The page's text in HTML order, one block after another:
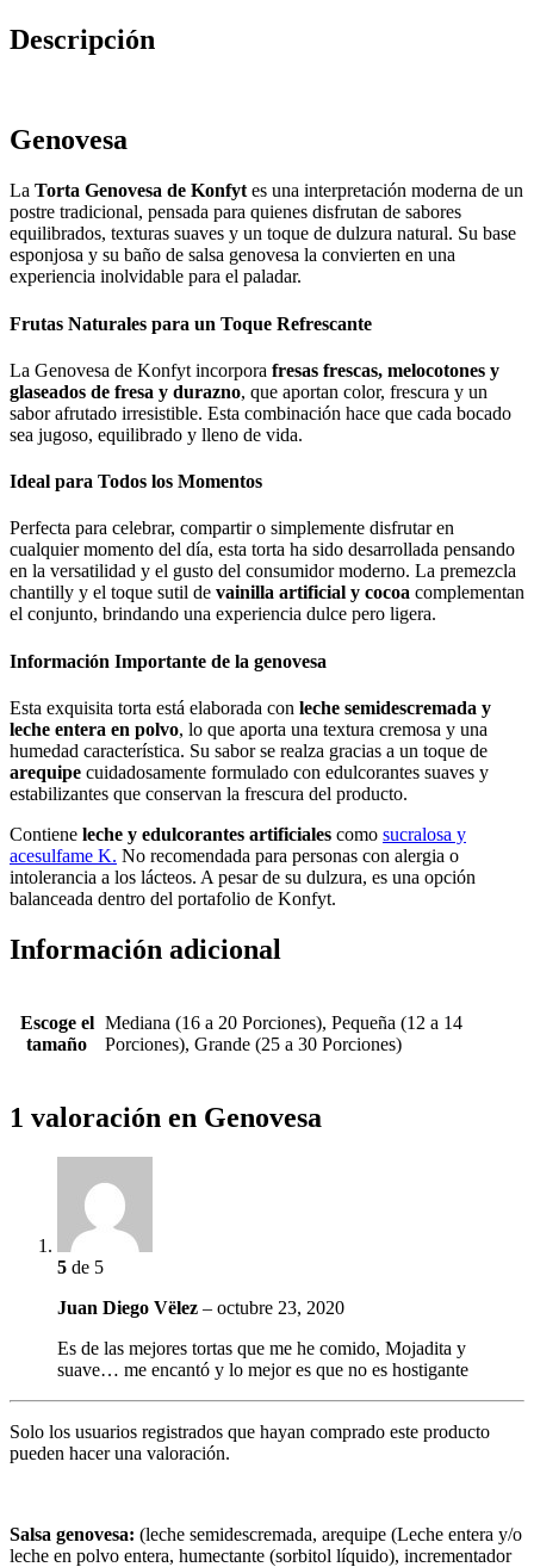
Descripción
Genovesa
La Torta Genovesa de Konfyt es una interpretación moderna de un
postre tradicional, pensada para quienes disfrutan de sabores
equilibrados, texturas suaves y un toque de dulzura natural. Su base
esponjosa y su baño de salsa genovesa la convierten en una
experiencia inolvidable para el paladar.
Frutas Naturales para un Toque Refrescante
La Genovesa de Konfyt incorpora fresas frescas, melocotones y
glaseados de fresa y durazno, que aportan color, frescura y un
sabor afrutado irresistible. Esta combinación hace que cada bocado
sea jugoso, equilibrado y lleno de vida.
Ideal para Todos los Momentos
Perfecta para celebrar, compartir o simplemente disfrutar en
cualquier momento del día, esta torta ha sido desarrollada pensando
en la versatilidad y el gusto del consumidor moderno. La premezcla
chantilly y el toque sutil de vainilla artificial y cocoa complementan
el conjunto, brindando una experiencia dulce pero ligera.
Información Importante de la genovesa
Esta exquisita torta está elaborada con leche semidescremada y
leche entera en polvo, lo que aporta una textura cremosa y una
humedad característica. Su sabor se realza gracias a un toque de
arequipe cuidadosamente formulado con edulcorantes suaves y
estabilizantes que conservan la frescura del producto.
Contiene leche y edulcorantes artificiales como sucralosa y
acesulfame K. No recomendada para personas con alergia o
intolerancia a los lácteos. A pesar de su dulzura, es una opción
balanceada dentro del portafolio de Konfyt.
Información adicional
Escoge el
tamaño
Mediana (16 a 20 Porciones), Pequeña (12 a 14
Porciones), Grande (25 a 30 Porciones)
1 valoración en Genovesa
5 de 5
Juan Diego Vëlez – octubre 23, 2020
Es de las mejores tortas que me he comido, Mojadita y
suave… me encantó y lo mejor es que no es hostigante
Solo los usuarios registrados que hayan comprado este producto
pueden hacer una valoración.
Salsa genovesa: (leche semidescremada, arequipe (Leche entera y/o
leche en polvo entera, humectante (sorbitol líquido), incrementador